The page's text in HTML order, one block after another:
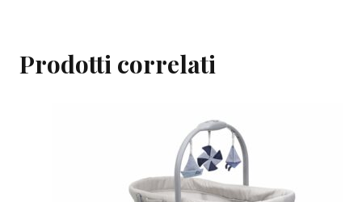
Prodotti correlati